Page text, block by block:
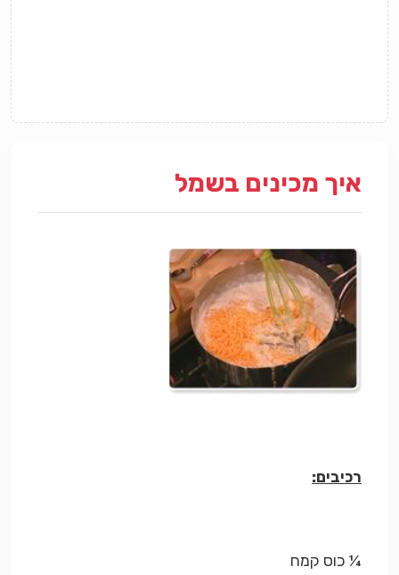
איך מכינים בשמל
רכיבים:
¼ כוס קמח